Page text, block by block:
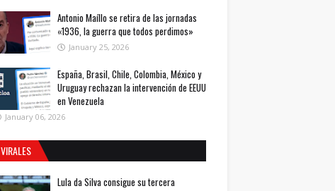
Antonio Maíllo se retira de las jornadas
«1936, la guerra que todos perdimos»
January 25, 2026
España, Brasil, Chile, Colombia, México y
Uruguay rechazan la intervención de EEUU
en Venezuela
January 06, 2026
VIRALES
Lula da Silva consigue su tercera